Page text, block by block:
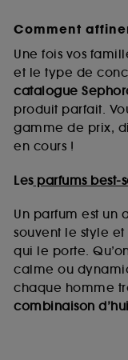
Comment
Une fois vos
et le type de
catalogue
produit parfait.
gamme de prix,
en cours !
Lesparfums best-
Un parfum est un
souvent le style
qui le porte.
calme ou
chaque homme
combinaison